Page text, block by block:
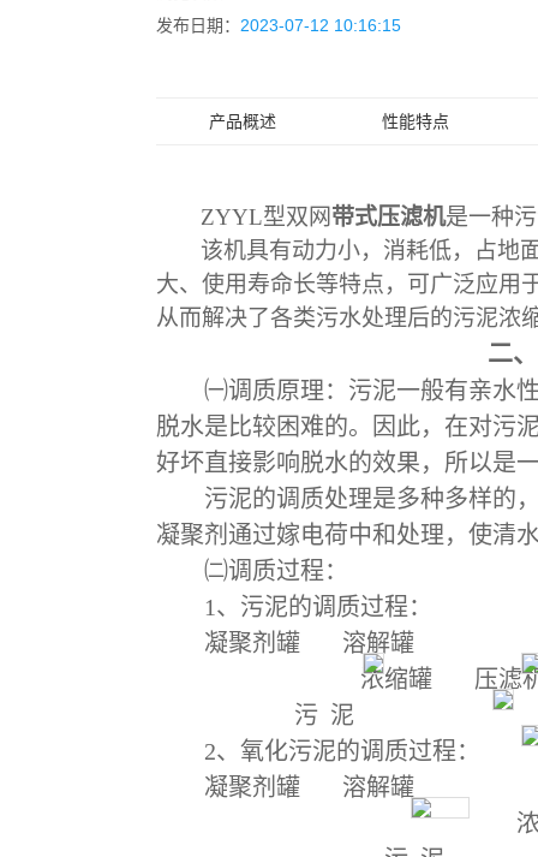
发布日期： 2023-07-12 10:16:15
产品概述 性能特点
ZYYL型双网带式压滤机是一种
该机具有动力小，消耗低，占地
大、使用寿命长等特点，可广泛应用
从而解决了各类污水处理后的污泥浓
二
㈠调质原理：污泥一般有亲水
脱水是比较困难的。因此，在对污
好坏直接影响脱水的效果，所以是
污泥的调质处理是多种多样的
凝聚剂通过嫁电荷中和处理，使清
㈡调质过程：
1 、污泥的调质过程：
凝聚剂罐
溶解罐
浓缩罐
压滤
污 泥
2、氧化污泥的调质过程：
凝聚剂罐
溶解罐